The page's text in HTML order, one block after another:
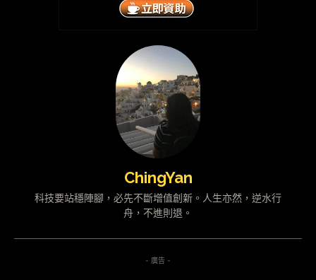
ChingYan
科技要站穩陣腳，必先不斷增值創新。人生亦然，逆水行
舟，不進則退。
- 廣告 -